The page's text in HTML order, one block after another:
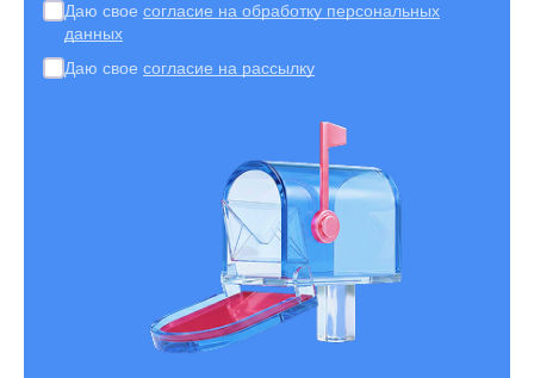
Даю свое согласие на обработку персональных
данных
Даю свое согласие на рассылку